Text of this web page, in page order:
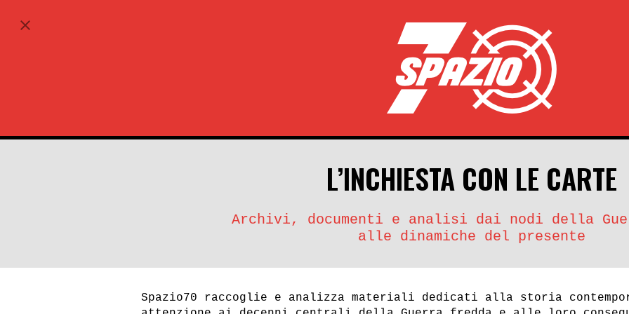
L’INCHIESTA CON LE CARTE
Archivi, documenti e analisi dai nodi della
alle dinamiche del presente
Spazio70 raccoglie e analizza materiali dedicati alla storia